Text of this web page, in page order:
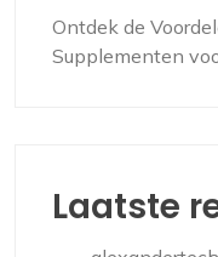
Ontdek de
Supplementen
Laatste